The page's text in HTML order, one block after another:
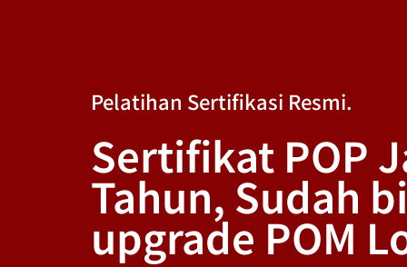
Pelatihan Sertifikasi Resmi.
Sertifikat POP
Tahun, Sudah
upgrade POM